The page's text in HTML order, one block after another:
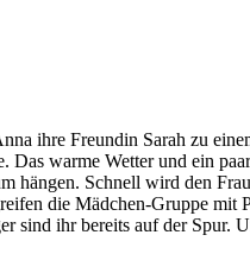
ihre Freundin Sarah zu
warme Wetter und ein
Schnell wird den
die Mädchen-Gruppe
ihr bereits auf der Spur.